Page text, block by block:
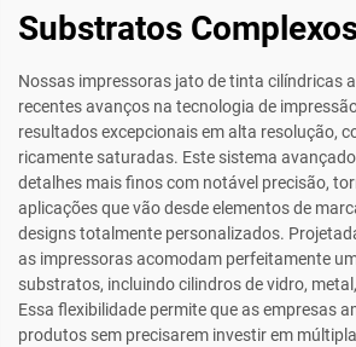
Substratos
Nossas impressoras jato de tinta cilíndricas
recentes avanços na tecnologia de
resultados excepcionais em alta resolução,
ricamente saturadas. Este sistema
detalhes mais finos com notável precisão,
aplicações que vão desde elementos de
designs totalmente personalizados.
as impressoras acomodam perfeitamente
substratos, incluindo cilindros de vidro,
Essa flexibilidade permite que as empresas
produtos sem precisarem investir em